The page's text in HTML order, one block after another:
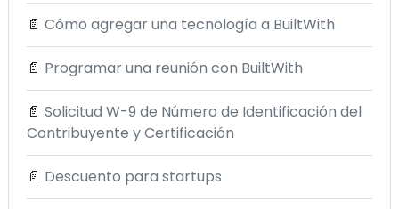
📄 Cómo agregar una tecnología a BuiltWith
📄 Programar una reunión con BuiltWith
📄 Solicitud W-9 de Número de Identificación del
Contribuyente y Certificación
📄 Descuento para startups